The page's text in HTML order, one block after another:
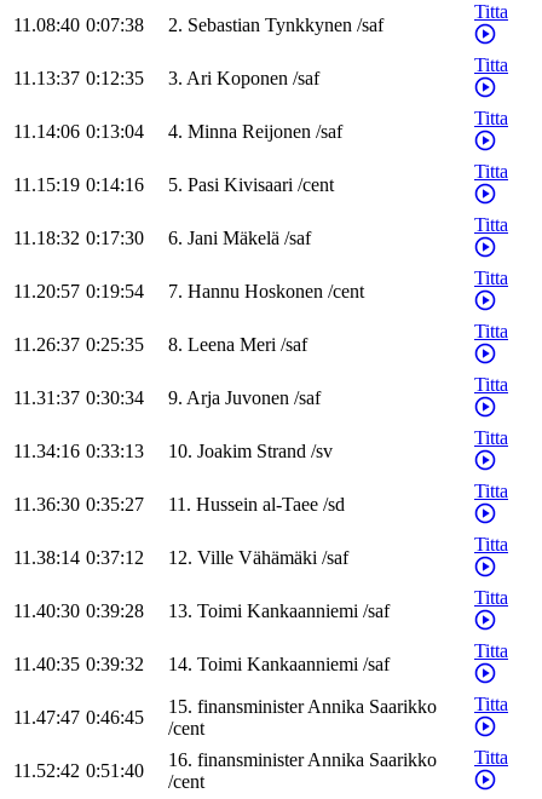
11.08:40 0:07:38 2. Sebastian Tynkkynen /saf
Titta
11.13:37 0:12:35 3. Ari Koponen /saf
Titta
11.14:06 0:13:04 4. Minna Reijonen /saf
Titta
11.15:19 0:14:16 5. Pasi Kivisaari /cent
Titta
11.18:32 0:17:30 6. Jani Mäkelä /saf
Titta
11.20:57 0:19:54 7. Hannu Hoskonen /cent
Titta
11.26:37 0:25:35 8. Leena Meri /saf
Titta
11.31:37 0:30:34 9. Arja Juvonen /saf
Titta
11.34:16 0:33:13 10. Joakim Strand /sv
Titta
11.36:30 0:35:27 11. Hussein al-Taee /sd
Titta
11.38:14 0:37:12 12. Ville Vähämäki /saf
Titta
11.40:30 0:39:28 13. Toimi Kankaanniemi /saf
Titta
11.40:35 0:39:32 14. Toimi Kankaanniemi /saf
Titta
11.47:47 0:46:45
15. finansministerAnnika Saarikko
/cent
Titta
11.52:42 0:51:40
16. finansministerAnnika Saarikko
/cent
Titta